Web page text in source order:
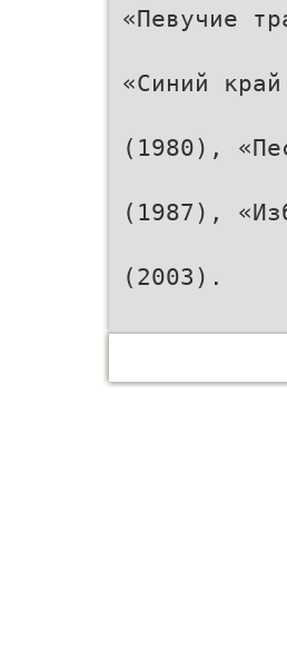
«Певучие
«Синий
(1980),
(1987),
(2003).